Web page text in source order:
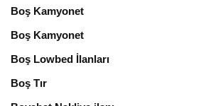
Boş Kamyonet
Boş Kamyonet
Boş Lowbed İlanları
Boş Tır